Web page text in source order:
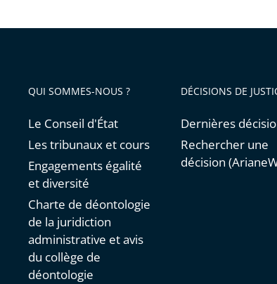
QUI SOMMES-NOUS ?
Le Conseil d'État
Les tribunaux et cours
Engagements égalité
et diversité
Charte de déontologie
de la juridiction
administrative et avis
du collège de
déontologie
DÉCISIONS DE
Dernières
Rechercher une
décision